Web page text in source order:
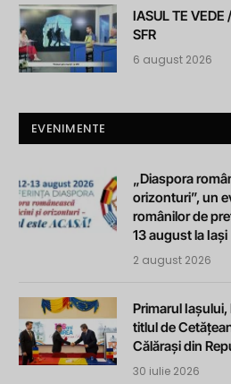
IASUL TE
SFR
6 august 2026
EVENIMENTE
„Diaspora
orizonturi”, un
românilor de
13 august la Iași
2 august 2026
Primarul
titlul de
Călărași din
30 iulie 2026